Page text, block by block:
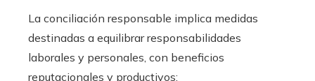
La conciliación responsable implica medidas
destinadas a equilibrar responsabilidades
laborales y personales, con beneficios
reputacionales y productivos: